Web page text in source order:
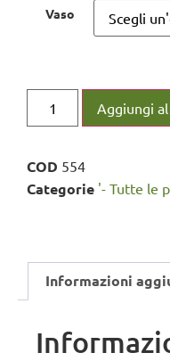
Vaso
Aggiungi
COD 554
Categorie '- Tutte le
Informazioni